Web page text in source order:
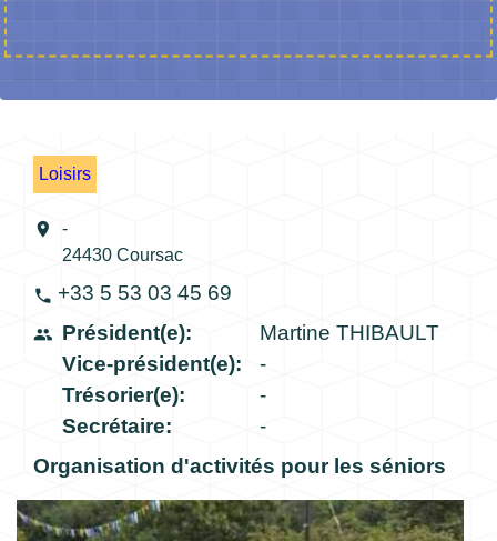
Loisirs
location_on
-
24430 Coursac
phone +33 5 53 03 45 69
people Président(e):
Vice-président(e):
Trésorier(e):
Secrétaire:
Martine THIBAULT
-
-
-
Organisation d'activités pour les séniors